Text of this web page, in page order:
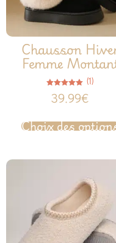
Chausson
Femme
Note
5.00
sur 5
(1)
39.99€
Choix des